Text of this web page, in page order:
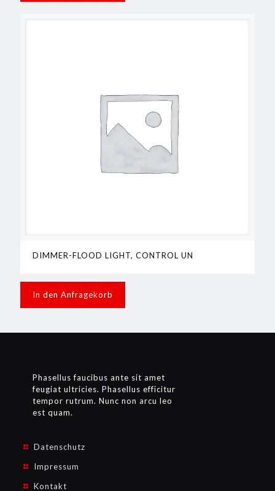
DIMMER-FLOOD LIGHT, CONTROL UN
In den Anfragekorb
Phasellus faucibus ante sit amet
feugiat ultricies. Phasellus efficitur
tempor rutrum. Nunc non arcu leo
est quam.
Datenschutz
Impressum
Kontakt